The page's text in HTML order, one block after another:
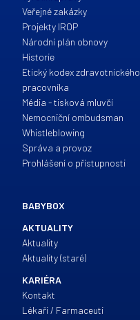
Veřejné zakázky
Projekty IROP
Národní plán obnovy
Historie
Etický kodex zdravotnického
pracovníka
Média - tisková mluvčí
Nemocniční ombudsman
Whistleblowing
Správa a provoz
Prohlášení o přístupnosti
BABYBOX
AKTUALITY
Aktuality
Aktuality (staré)
KARIÉRA
Kontakt
Lékaři / Farmaceuti